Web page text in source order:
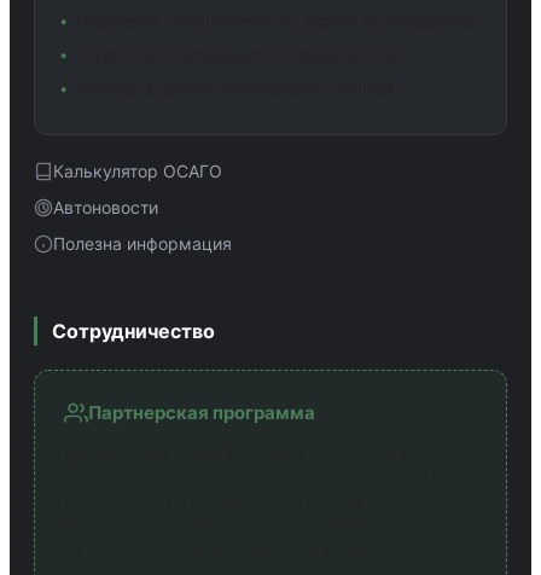
Калькулятор ОСАГО
Автоновости
Полезна информация
Сотрудничество
Партнерская программа